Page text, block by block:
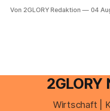
besitzt, loggt sich heute
Von 2GLORY Redaktion 04
Wirtschaft |